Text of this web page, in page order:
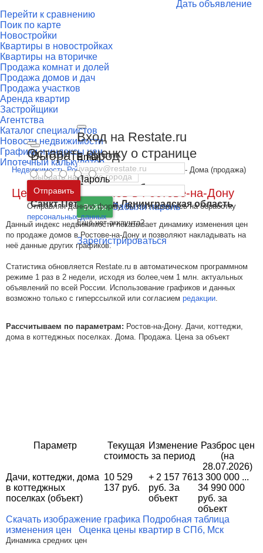
Дать объявление
Перейти к сравнению
Поик по карте
Новостройки
Квартиры в новостройках
Квартиры на вторичке
Продажа комнат и долей
Продажа домов и дач
Продажа участков
Аренда квартир
Застройщики
Агентства
Каталог специалистов
Новости недвижимости
Графики и индексы цен
Ипотечный калькулятор
Выбрать город
Москва и
Московская область
Санкт-Петербург иЛенинградская область
Вход на Restate.ru
Email
Пароль
Войти Забыли пароль
Ещё нет аккаунта?
Зарегистрироваться
Недвижимость Ростова-на-Дону -Динамика цен - Дома (продажа)
Цена продажи домов в Ростове-на-Дону
Данный индекс недвижимости показывает динамику изменения цен
по продаже домов в Ростове-на-Дону и позволяют накладывать на
неё данные других графиков.
Статистика обновляется Restate.ru в автоматическом программном
режиме 1 раз в 2 недели, исходя из более,чем 1 млн. актуальных
объявлений по всей России. Использование графиков и данных
возможно только с гиперссылкой или согласием редакции.
Рассчитываем по параметрам: Ростов-на-Дону. Дачи, коттеджи,
дома в коттеджных поселках. Дома. Продажа. Цена за объект
Параметр
Текущая
стоимость
Изменение
за период
Разброс цен
(на
28.07.2026)
Дачи, коттеджи, дома
в коттеджных
поселках (объект)
10 529
137 руб.
+ 2 157 761
руб. За
объект
3 300 000 ...
34 990 000
руб. за
объект
Скачать изображение графика Подробная таблица
изменения цен
Оценка цены квартир в СПб, Мск
Динамика средних цен
Оставить оценку о странице
Отправить
Отправляя данную форму, вы соглашаетесь на обработку
персональных данных